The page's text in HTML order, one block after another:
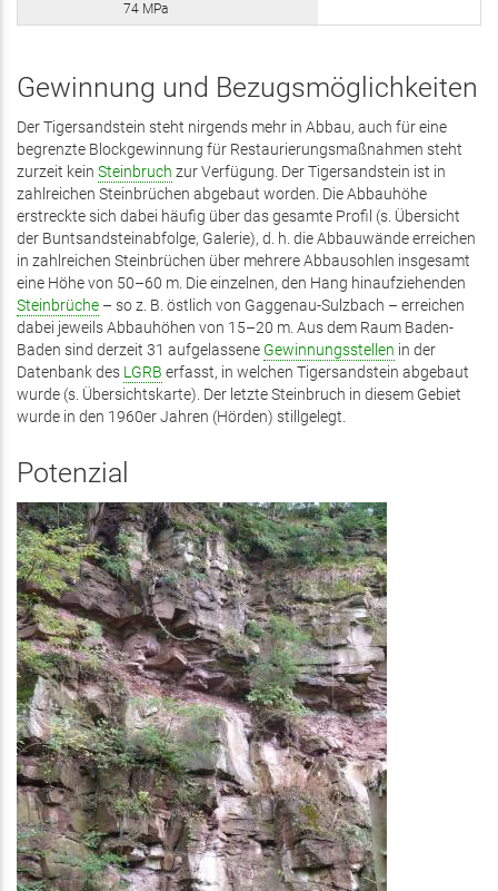
74 MPa
Gewinnung und Bezugsmöglichkeiten
Der Tigersandstein steht nirgends mehr in Abbau, auch für eine
begrenzte Blockgewinnung für Restaurierungsmaßnahmen steht
zurzeit kein Steinbruch zur Verfügung. Der Tigersandstein ist in
zahlreichen Steinbrüchen abgebaut worden. Die Abbauhöhe
erstreckte sich dabei häufig über das gesamte Profil (s. Übersicht
der Buntsandsteinabfolge, Galerie), d. h. die Abbauwände erreichen
in zahlreichen Steinbrüchen über mehrere Abbausohlen insgesamt
eine Höhe von 50–60 m. Die einzelnen, den Hang hinaufziehenden
Steinbrüche – so z. B. östlich von Gaggenau-Sulzbach – erreichen
dabei jeweils Abbauhöhen von 15–20 m. Aus dem Raum Baden-
Baden sind derzeit 31 aufgelassene Gewinnungsstellen in der
Datenbank des LGRB erfasst, in welchen Tigersandstein abgebaut
wurde (s. Übersichtskarte). Der letzte Steinbruch in diesem Gebiet
wurde in den 1960er Jahren (Hörden) stillgelegt.
Potenzial